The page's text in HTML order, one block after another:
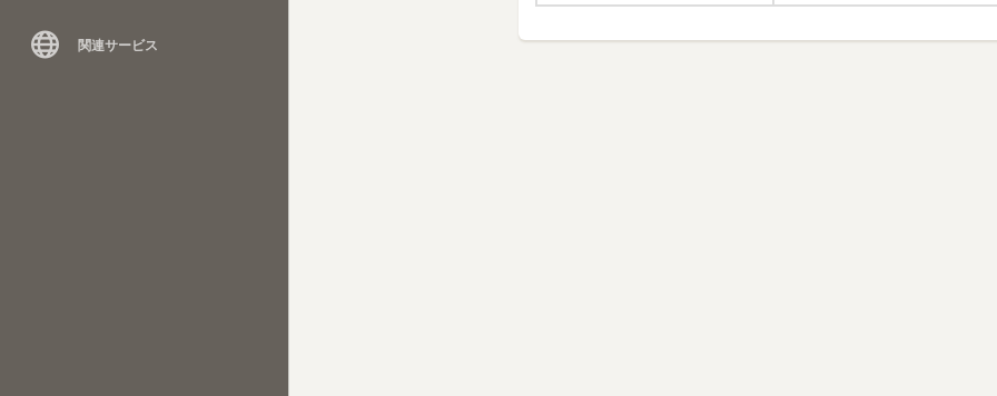
関連サービス